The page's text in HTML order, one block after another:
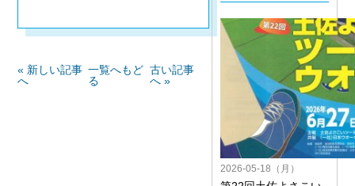
« 新しい記事
へ
一覧へもど
る
古い記事
へ »
2026-05-18（月）